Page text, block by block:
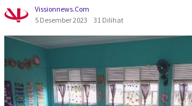
Vissionnews.com
5 Desember 2023
31 Dilihat